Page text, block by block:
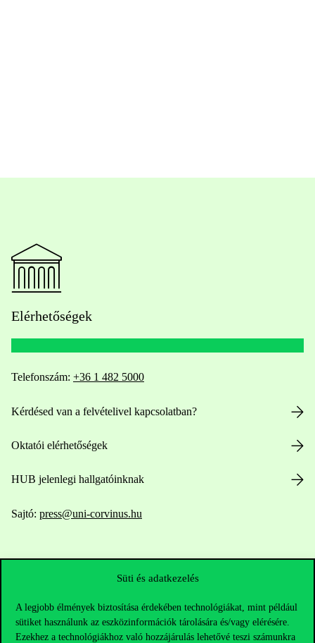
Süti és adatkezelés
A legjobb élmények biztosítása érdekében technológiákat, mint például
sütiket használunk az eszközinformációk tárolására és/vagy elérésére.
Ezekhez a technológiákhoz való hozzájárulás lehetővé teszi számunkra
Elérhetőségek
Telefonszám: +36 1 482 5000
Kérdésed van a felvételivel kapcsolatban?
Oktatói elérhetőségek
HUB jelenlegi hallgatóinknak
Sajtó: press@uni-corvinus.hu
Hasznos linkek